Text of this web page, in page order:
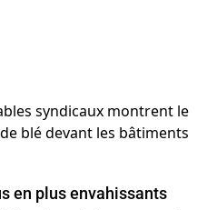
en plus envahissants